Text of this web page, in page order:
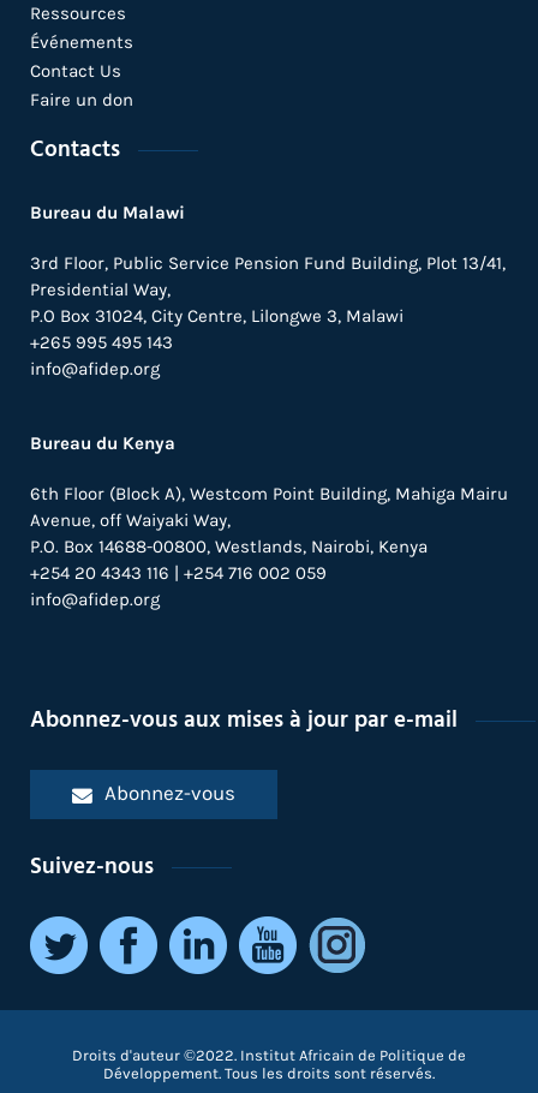
Ressources
Événements
Contact Us
Faire un don
Contacts
Bureau du Malawi
3rd Floor, Public Service Pension Fund Building, Plot 13/41,
Presidential Way,
P.O Box 31024, City Centre, Lilongwe 3, Malawi
+265 995 495 143
info@afidep.org
Bureau du Kenya
6th Floor (Block A), Westcom Point Building, Mahiga Mairu
Avenue, off Waiyaki Way,
P.O. Box 14688-00800, Westlands, Nairobi, Kenya
+254 20 4343 116 | +254 716 002 059
info@afidep.org
Abonnez-vous aux mises à jour par e-mail
Abonnez-vous
Suivez-nous
Droits d'auteur ©2022. Institut Africain de Politique de
Développement. Tous les droits sont réservés.